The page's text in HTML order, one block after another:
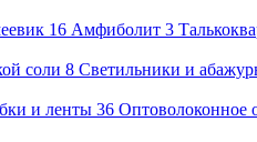
16 Амфиболит 3
соли 8 Светильники и
и ленты 36 Оптоволоконное